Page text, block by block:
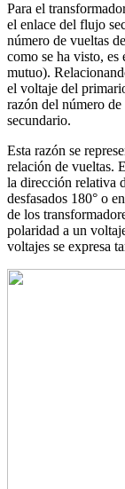
Para el
el enlace del flujo
número de vueltas
como se ha visto,
mutuo).
el voltaje del
razón del número
secundario.
Esta razón se
relación de vueltas.
la dirección relativa
desfasados 180° o
de los
polaridad a un
voltajes se expresa